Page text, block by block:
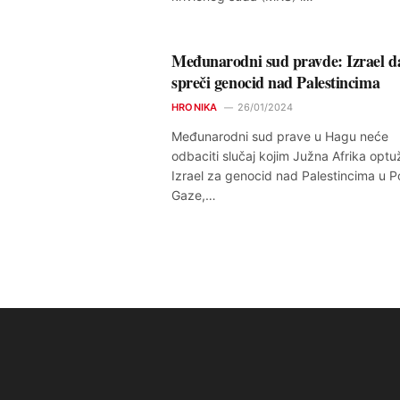
Međunarodni sud pravde: Izrael
spreči genocid nad Palestincima
HRONIKA 26/01/2024
Međunarodni sud prave u Hagu neće
odbaciti slučaj kojim Južna Afrika
Izrael za genocid nad Palestincima u
Gaze,…